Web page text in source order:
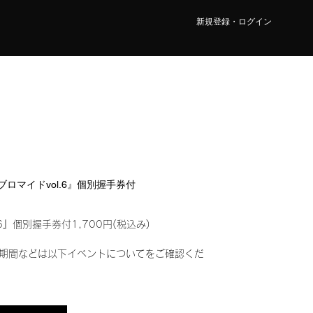
新規登録・ログイン
ロマイドvol.6』個別握手券付
』個別握手券付1,700円(税込み)
間などは以下イベントについてをご確認くだ